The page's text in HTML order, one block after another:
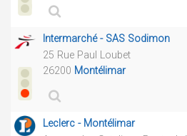
Intermarché - SAS Sodimon
25 Rue Paul Loubet
26200 Montélimar
Leclerc - Montélimar